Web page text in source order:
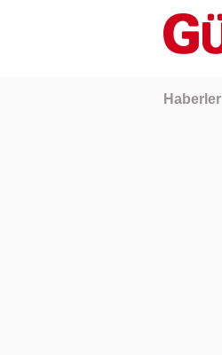
Haberler